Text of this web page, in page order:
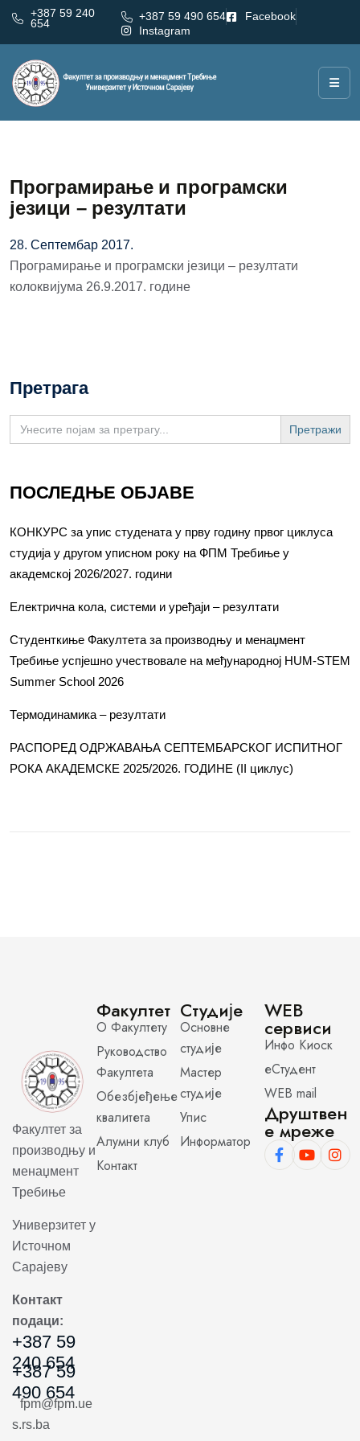
+387 59 240
654
+387 59 490 654
Facebook
Instagram
Програмирање и програмски
језици – резултати
28. Септембар 2017.
Програмирање и програмски језици – резултати
колоквијума 26.9.2017. године
Претрага
Search
for:
ПОСЛЕДЊЕ ОБЈАВЕ
КОНКУРС за упис студената у прву годину првог циклуса
студија у другом уписном року на ФПМ Требиње у
академској 2026/2027. години
Електрична кола, системи и уређаји – резултати
Студенткиње Факултета за производњу и менаџмент
Требиње успјешно учествовале на међународној HUM-STEM
Summer School 2026
Термодинамика – резултати
РАСПОРЕД ОДРЖАВАЊА СЕПТЕМБАРСКОГ ИСПИТНОГ
РОКА АКАДЕМСКЕ 2025/2026. ГОДИНЕ (II циклус)
Факултет за
производњу и
менаџмент
Требиње
Универзитет у
Источном
Сарајеву
Контакт
подаци:
+387 59
240 654
+387 59
490 654
fpm@fpm.ue
s.rs.ba
Факултет
О Факултету
Руководство
Факултета
Обезбјеђење
квалитета
Алумни клуб
Контакт
Студије
Основне
студије
Мастер
студије
Упис
Информатор
WEB
сервиси
Инфо Киоск
еСтудент
WEB mail
Друштвен
е мреже